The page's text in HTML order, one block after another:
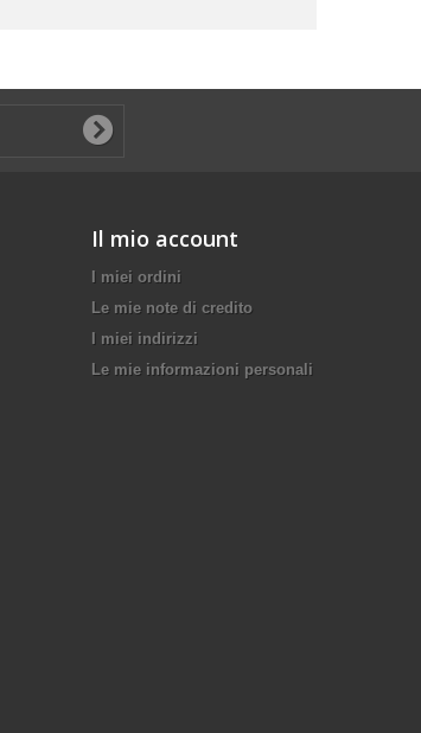
Il mio account
I miei ordini
Le mie note di credito
I miei indirizzi
Le mie informazioni personali